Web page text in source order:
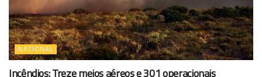
NACIONAL
Incêndios: Treze meios aéreos e 301 operacionais